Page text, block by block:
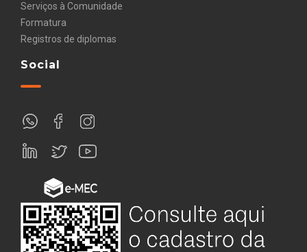
Serviços à Comunidade
Formatura
Registros de diplomas
Social